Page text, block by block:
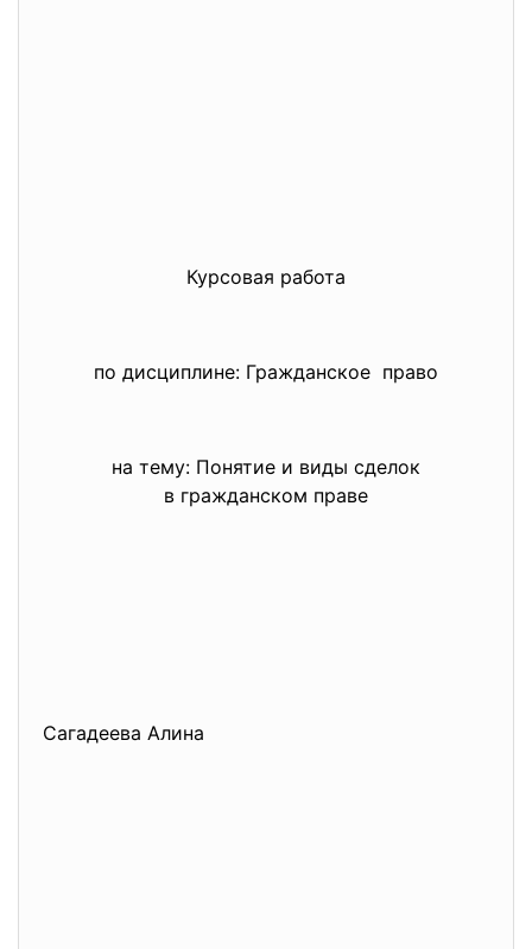
Курсовая работа
по дисциплине: Гражданское право
на тему: Понятие и виды сделок
в гражданском праве
Сагадеева Алина